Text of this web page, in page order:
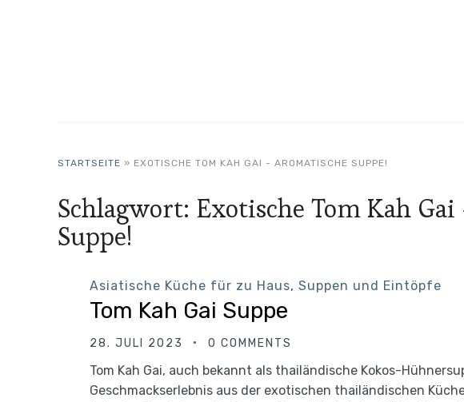
STARTSEITE » EXOTISCHE TOM KAH GAI - AROMATISCHE SUPPE!
Schlagwort: Exotische Tom Kah
Suppe!
Asiatische Küche für zu Haus, Suppen und Eintöpfe
Tom Kah Gai Suppe
28. JULI 2023 0 COMMENTS
Tom Kah Gai, auch bekannt als thailändische Kokos-
Geschmackserlebnis aus der exotischen thailändischen